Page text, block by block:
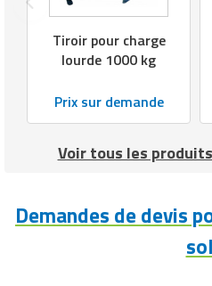
Tiroir pour charge
lourde 1000 kg
Prix sur demande
Voir tous les
Demandes de devis
sol